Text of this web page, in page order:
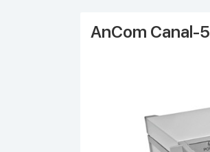
AnCom Canal-